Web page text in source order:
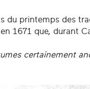
du printemps des
1671 que, durant
certainement